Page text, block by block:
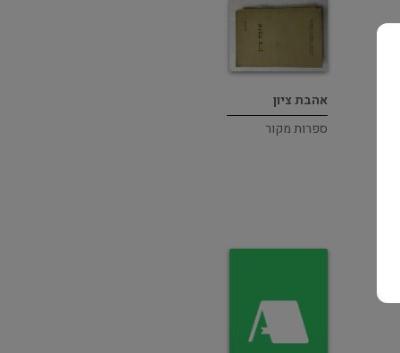
אהבת ציון
ספרות מקור